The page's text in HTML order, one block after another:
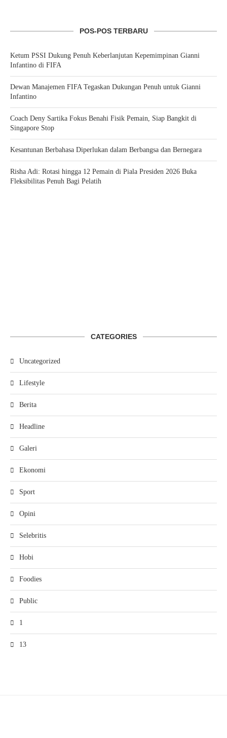
POS-POS TERBARU
Ketum PSSI Dukung Penuh Keberlanjutan Kepemimpinan Gianni
Infantino di FIFA
Dewan Manajemen FIFA Tegaskan Dukungan Penuh untuk Gianni
Infantino
Coach Deny Sartika Fokus Benahi Fisik Pemain, Siap Bangkit di
Singapore Stop
Kesantunan Berbahasa Diperlukan dalam Berbangsa dan Bernegara
Risha Adi: Rotasi hingga 12 Pemain di Piala Presiden 2026 Buka
Fleksibilitas Penuh Bagi Pelatih
CATEGORIES
Uncategorized
Lifestyle
Berita
Headline
Galeri
Ekonomi
Sport
Opini
Selebritis
Hobi
Foodies
Public
1
13